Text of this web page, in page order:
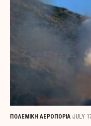
ΠΟΛΕΜΙΚΗ ΑΕΡΟΠΟΡΙΑ JULY